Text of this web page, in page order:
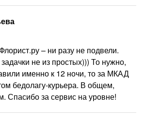
– ни разу не подвели.
не из простых))) То нужно,
именно к 12 ночи, то за МКАД
бедолагу-курьера. В общем,
Спасибо за сервис на уровне!